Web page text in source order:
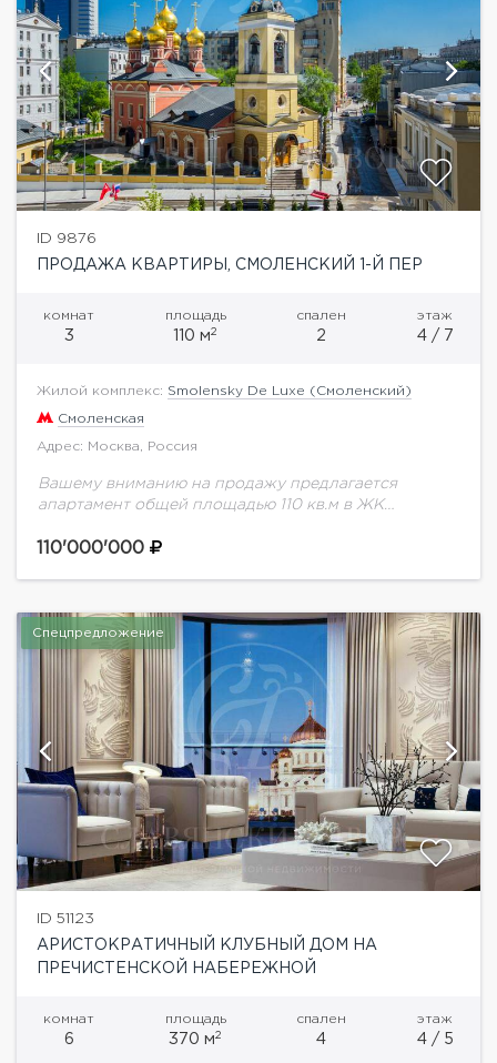
ID 9876
ПРОДАЖА КВАРТИРЫ, СМОЛЕНСКИЙ 1-Й ПЕР
комнат
3
площадь
110 м2
спален
2
этаж
4 / 7
Жилой комплекс: Smolensky De Luxe (Смоленский)
Смоленская
Адрес: Москва, Россия
Вашему вниманию на продажу предлагается
апартамент общей площадью 110 кв.м в ЖК
из окон на храм.Панорамное остекление, высокие
110'000'000
Спецпредложение
ID 51123
АРИСТОКРАТИЧНЫЙ КЛУБНЫЙ ДОМ НА
ПРЕЧИСТЕНСКОЙ НАБЕРЕЖНОЙ
комнат
6
площадь
370 м2
спален
4
этаж
4 / 5